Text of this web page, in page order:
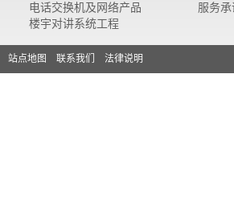
电话交换机及网络产品
楼宇对讲系统工程
服务承
站点地图 联系我们 法律说明